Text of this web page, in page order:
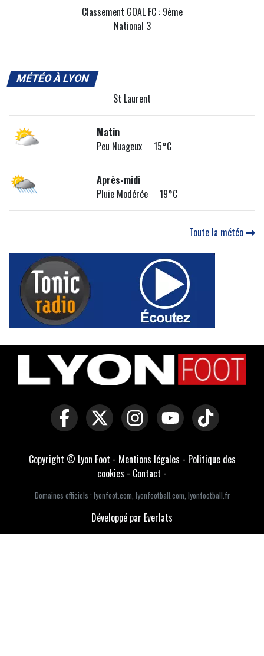
Classement GOAL FC : 9ème
National 3
MÉTÉO À LYON
St Laurent
Matin
Peu Nuageux 15°C
Après-midi
Pluie Modérée 19°C
Toute la météo
Copyright © Lyon Foot - Mentions légales - Politique des
cookies - Contact -
Domaines officiels : lyonfoot.com, lyonfootball.com, lyonfootball.fr
Développé par Everlats